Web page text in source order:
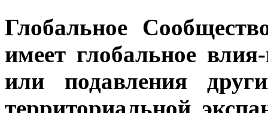
Глобальное
имеет глобальное
или подавления
территориальной